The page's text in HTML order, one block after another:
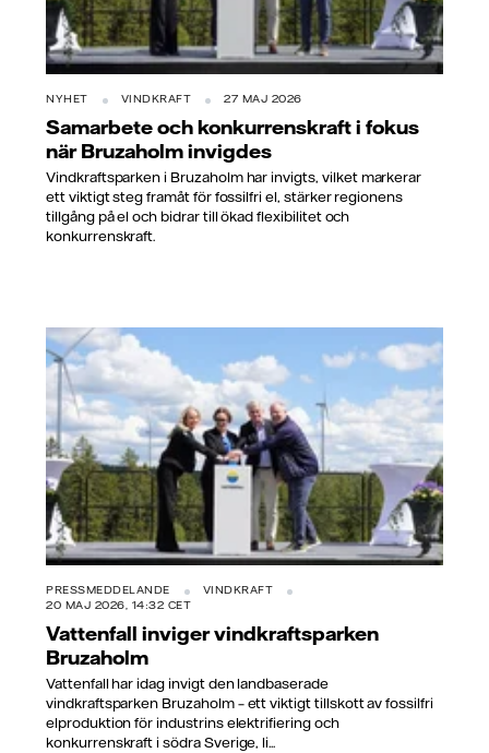
NYHET VINDKRAFT 27 MAJ 2026
Samarbete och konkurrenskraft i fokus
när Bruzaholm invigdes
Vindkraftsparken i Bruzaholm har invigts, vilket markerar
ett viktigt steg framåt för fossilfri el, stärker regionens
tillgång på el och bidrar till ökad flexibilitet och
konkurrenskraft.
PRESSMEDDELANDE
VINDKRAFT
20 MAJ 2026, 14:32 CET
Vattenfall inviger vindkraftsparken
Bruzaholm
Vattenfall har idag invigt den landbaserade
vindkraftsparken Bruzaholm – ett viktigt tillskott av fossilfri
elproduktion för industrins elektrifiering och
konkurrenskraft i södra Sverige, li...